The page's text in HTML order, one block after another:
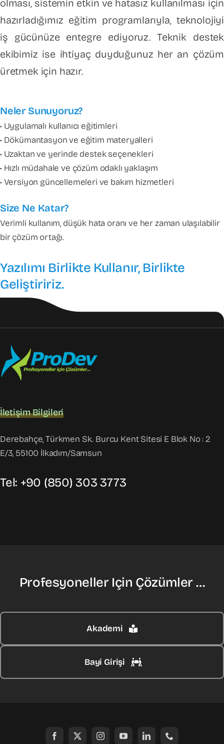
olması, sistemin etkin ve hatasız kullanılması için
hazırladığımız eğitim programlarıyla, teknolojiyi
iş gücünüze entegre ediyoruz. Teknik destek
ekibimiz ise ihtiyaç duyduğunuz her an çözüm
üretmek için hazır.
Neler Sunuyoruz?
• Uygulamalı kullanıcı eğitimleri
• Dökümantasyon ve eğitim materyalleri
• Uzaktan ve yerinde destek seçenekleri
• Hızlı müdahale ve çözüm odaklı yaklaşım
• Versiyon güncellemeleri ve bakım hizmetleri
Size Ne Katar?
Verimli kullanım, düşük hata oranı ve her zaman ulaşılabilir
bir çözüm ortağı.
Yazılımı Birlikte Kullanır, Birlikte
Geliştiririz.
İletişim Bilgileri
Derebahçe, Türkmen Sk. Burcu Kent Sitesi E Blok No : 2
E/3, 55100 İlkadım/Samsun
Tel: +90 (850) 303 3773
Profesyoneller Için Çözümler …
Akademi
Bayi Girişi